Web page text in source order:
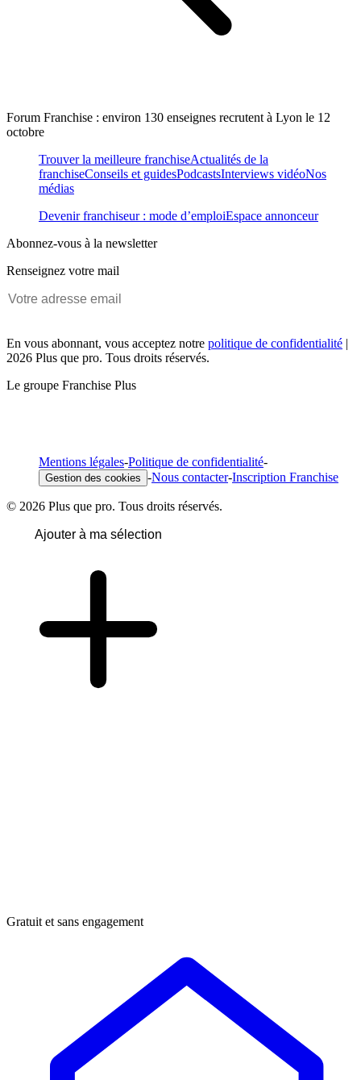
Forum Franchise : environ 130 enseignes recrutent à Lyon le 12
octobre
Trouver la meilleure franchiseActualités de la
franchiseConseils et guidesPodcastsInterviews vidéoNos
médias
Devenir franchiseur : mode d’emploiEspace annonceur
Abonnez-vous à la newsletter
Renseignez votre mail
En vous abonnant, vous acceptez notre politique de confidentialité |
2026 Plus que pro. Tous droits réservés.
Le groupe Franchise Plus
Mentions légales-Politique de confidentialité-
Gestion des cookies -Nous contacter-Inscription Franchise
© 2026 Plus que pro. Tous droits réservés.
Ajouter à ma sélection
Gratuit et sans engagement